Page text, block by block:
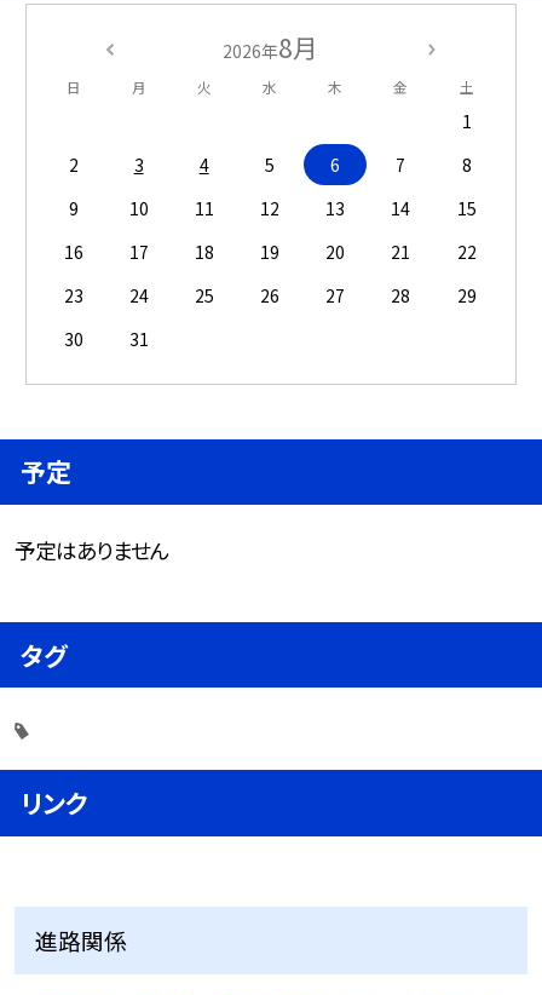
2026年8月
日 月 火 水 木 金 土
1
2
3 4 5 6 7
8
9
10 11 12 13 14
15
16
17 18 19 20 21
22
23
24 25 26 27 28
29
30
31
予定
予定はありません
タグ
リンク
進路関係